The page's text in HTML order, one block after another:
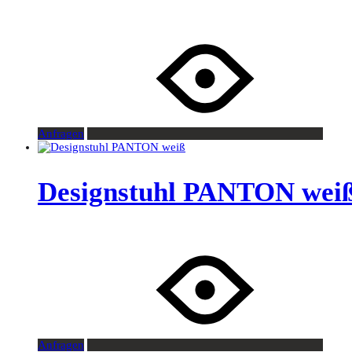
Anfragen
Designstuhl PANTON
Anfragen